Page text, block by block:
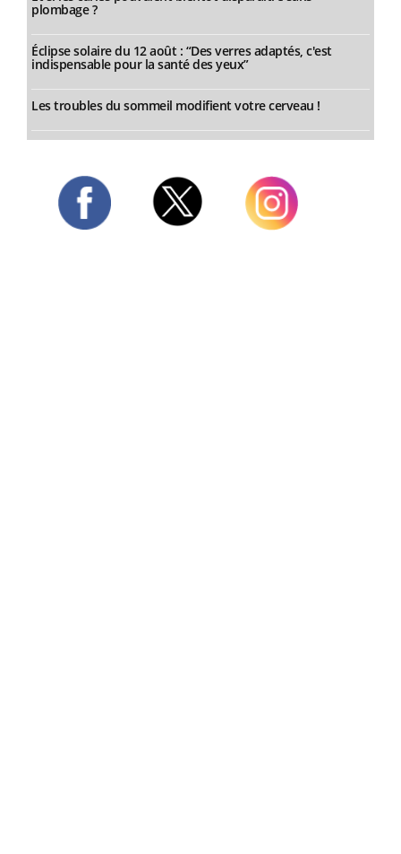
plombage ?
Éclipse solaire du 12 août : “Des verres adaptés, c'est
indispensable pour la santé des yeux”
Les troubles du sommeil modifient votre cerveau !